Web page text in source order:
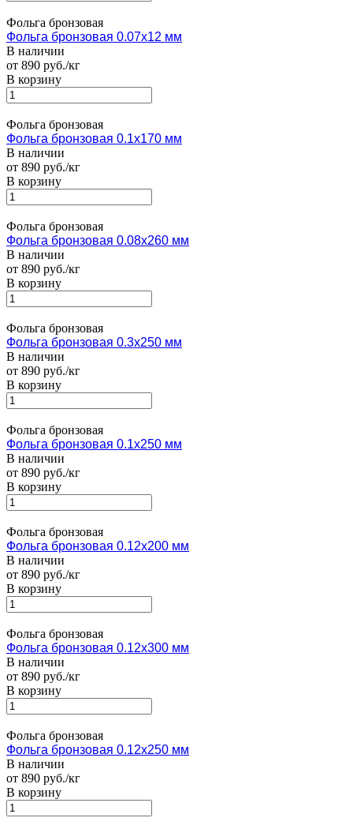
Фольга бронзовая
Фольга бронзовая 0.07х12 мм
В наличии
от 890 руб./кг
В корзину
Фольга бронзовая
Фольга бронзовая 0.1х170 мм
В наличии
от 890 руб./кг
В корзину
Фольга бронзовая
Фольга бронзовая 0.08х260 мм
В наличии
от 890 руб./кг
В корзину
Фольга бронзовая
Фольга бронзовая 0.3х250 мм
В наличии
от 890 руб./кг
В корзину
Фольга бронзовая
Фольга бронзовая 0.1х250 мм
В наличии
от 890 руб./кг
В корзину
Фольга бронзовая
Фольга бронзовая 0.12х200 мм
В наличии
от 890 руб./кг
В корзину
Фольга бронзовая
Фольга бронзовая 0.12х300 мм
В наличии
от 890 руб./кг
В корзину
Фольга бронзовая
Фольга бронзовая 0.12х250 мм
В наличии
от 890 руб./кг
В корзину